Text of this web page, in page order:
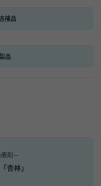
補品
品
剤－
杏林」